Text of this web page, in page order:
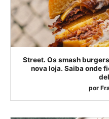
Street. Os smash
nova loja. Saiba onde
por